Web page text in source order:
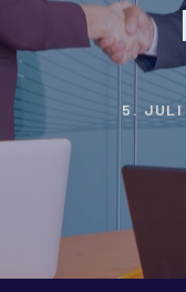
5. JULI